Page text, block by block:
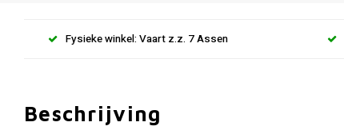
Fysieke winkel: Vaart z.z. 7 Assen
Beschrijving